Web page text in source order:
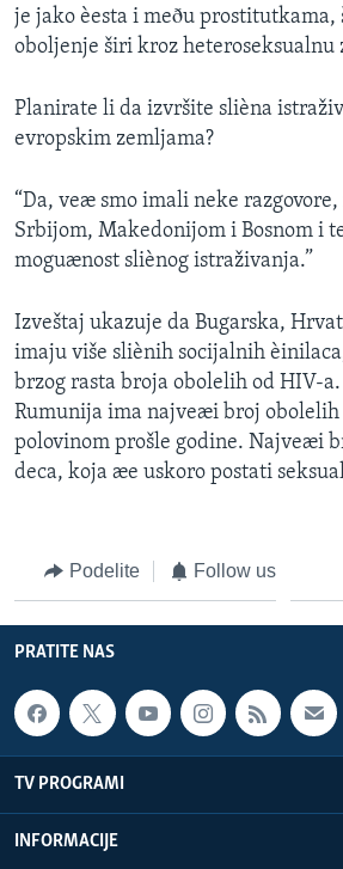
je jako èesta i meðu prostitutkama,
oboljenje širi kroz heteroseksualnu
Planirate li da izvršite slièna
evropskim zemljama?
“Da, veæ smo imali neke
Srbijom, Makedonijom i Bosnom i
moguænost sliènog istraživanja.”
Izveštaj ukazuje da Bugarska,
imaju više sliènih socijalnih
brzog rasta broja obolelih od HIV-
Rumunija ima najveæi broj obolelih
polovinom prošle godine. Najveæi
deca, koja æe uskoro postati
Podelite Follow us
PRATITE NAS
TV PROGRAMI
INFORMACIJE